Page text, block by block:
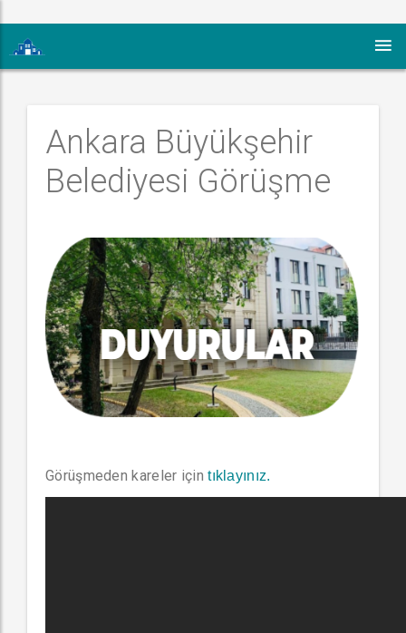
Ankara Büyükşehir
Belediyesi Görüşme
Görüşmeden kareler içintıklayınız.